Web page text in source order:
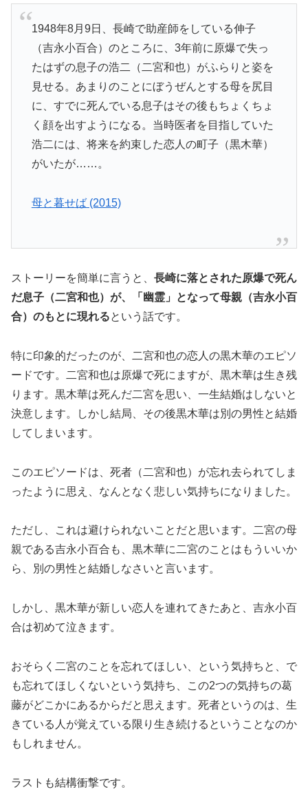
1948年8月9日、長崎で助産師をしている伸子
（吉永小百合）のところに、3年前に原爆で失っ
たはずの息子の浩二（二宮和也）がふらりと姿を
見せる。あまりのことにぼうぜんとする母を尻目
に、すでに死んでいる息子はその後もちょくちょ
く顔を出すようになる。当時医者を目指していた
浩二には、将来を約束した恋人の町子（黒木華）
がいたが……。
母と暮せば (2015)
ストーリーを簡単に言うと、 長崎に落とされた原爆で死ん
だ息子（二宮和也）が、「幽霊」となって母親（吉永小百
合）のもとに現れるという話です。
特に印象的だったのが、二宮和也の恋人の黒木華のエピソ
ードです。二宮和也は原爆で死にますが、黒木華は生き残
ります。黒木華は死んだ二宮を思い、一生結婚はしないと
決意します。しかし結局、その後黒木華は別の男性と結婚
してしまいます。
このエピソードは、死者（二宮和也）が忘れ去られてしま
ったように思え、なんとなく悲しい気持ちになりました。
ただし、これは避けられないことだと思います。二宮の母
親である吉永小百合も、黒木華に二宮のことはもういいか
ら、別の男性と結婚しなさいと言います。
しかし、黒木華が新しい恋人を連れてきたあと、吉永小百
合は初めて泣きます。
おそらく二宮のことを忘れてほしい、という気持ちと、で
も忘れてほしくないという気持ち、この2つの気持ちの葛
藤がどこかにあるからだと思えます。死者というのは、生
きている人が覚えている限り生き続けるということなのか
もしれません。
ラストも結構衝撃です。